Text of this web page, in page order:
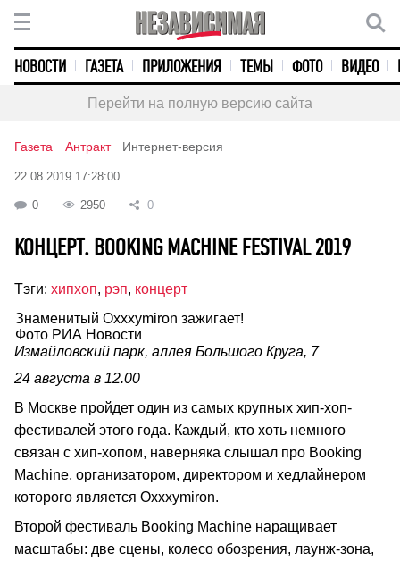
НОВОСТИ ГАЗЕТА ПРИЛОЖЕНИЯ ТЕМЫ ФОТО ВИДЕО
Перейти на полную версию сайта
Газета Антракт Интернет-версия
22.08.2019 17:28:00
0 2950 0
КОНЦЕРТ. BOOKING MACHINE FESTIVAL 2019
Тэги: хипхоп, рэп, концерт
Знаменитый Oxxxymiron зажигает!
Фото РИА Новости
Измайловский парк, аллея Большого Круга, 7
24 августа в 12.00
В Москве пройдет один из самых крупных хип-хоп-
фестивалей этого года. Каждый, кто хоть немного
связан с хип-хопом, наверняка слышал про Booking
Machine, организатором, директором и хедлайнером
которого является Oxxxymiron.
Второй фестиваль Booking Machine наращивает
масштабы: две сцены, колесо обозрения, лаунж-зона,